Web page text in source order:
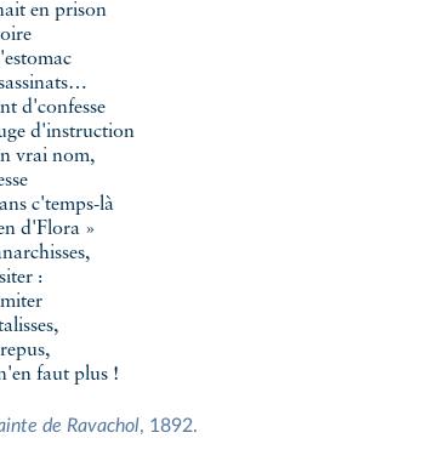
en prison
d'confesse
d'instruction
vrai nom,
c'temps-là
d'Flora »
:
faut plus !
de Ravachol, 1892.